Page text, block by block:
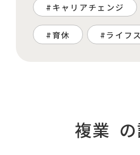
キャリアチェンジ
育休 ライフ
複業